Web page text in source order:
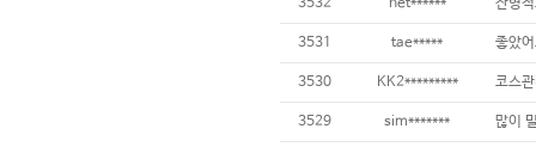
3532 het******
3531 tae*****
3530 KK2*********
3529 sim*******